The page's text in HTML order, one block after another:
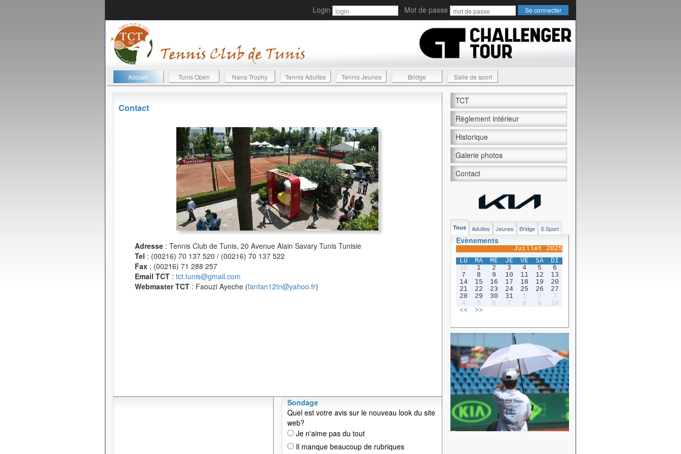
Login Mot de passe
Accueil Tunis Open Nana Trophy Tennis Adultes Tennis Jeunes Bridge Salle de sport
Contact
Adresse : Tennis Club de Tunis, 20 Avenue Alain Savary Tunis Tunisie
Tel : (00216) 70 137 520 / (00216) 70 137 522
Fax : (00216) 71 288 257
Email TCT : tct.tunis@gmail.com
Webmaster TCT : Faouzi Ayeche (fanfan12tn@yahoo.fr)
Sondage
Quel est votre avis sur le nouveau look du site
web?
Je n'aime pas du tout
Il manque beaucoup de rubriques
TCT
Règlement intérieur
Historique
Galerie photos
Contact
Tous Adultes Jeunes Bridge S.Sport
Evènements
Juillet 2025
LU
MA ME JE VE SA
DI
30
1 2 3 4 5
6
7
8 9 10 11 12
13
14
15 16 17 18 19
20
21
22 23 24 25 26
27
28
29 30 31 1 2
3
4
5 6 7 8 9
10
<<
>>